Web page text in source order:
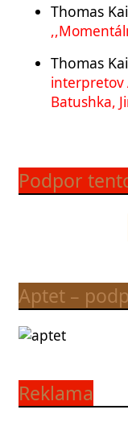
Thomas Kai
Thomas Kai
interpretov
Batushka,
Podpor
Aptet –
Reklama